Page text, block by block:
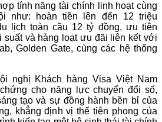
tính năng tài chính linh hoạt cùng
như: hoàn tiền lên đến 12 triệu
lịch toàn cầu 12 tỷ đồng, ưu tiên
suất và hàng loạt ưu đãi liên kết với
Golden Gate, cùng các hệ thống
nghị Khách hàng Visa Việt Nam
cho năng lực chuyển đổi số,
tạo và sự đồng hành bền bỉ của
khẳng định vị thế tiên phong của